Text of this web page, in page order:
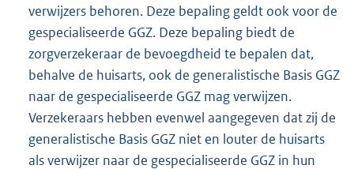
verwijzers behoren. Deze bepaling geldt ook voor de
gespecialiseerde GGZ. Deze bepaling biedt de
zorgverzekeraar de bevoegdheid te bepalen dat,
behalve de huisarts, ook de generalistische Basis GGZ
naar de gespecialiseerde GGZ mag verwijzen.
Verzekeraars hebben evenwel aangegeven dat zij de
generalistische Basis GGZ niet en louter de huisarts
als verwijzer naar de gespecialiseerde GGZ in hun